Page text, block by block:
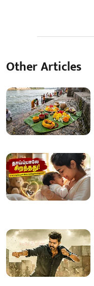
Other Articles